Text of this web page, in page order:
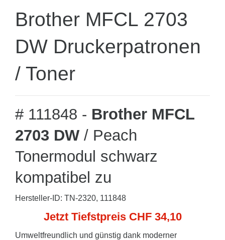
Brother MFCL 2703
DW Druckerpatronen
/ Toner
# 111848 - Brother MFCL
2703 DW / Peach
Tonermodul schwarz
kompatibel zu
Hersteller-ID: TN-2320, 111848
Jetzt Tiefstpreis CHF 34,10
Umweltfreundlich und günstig dank moderner